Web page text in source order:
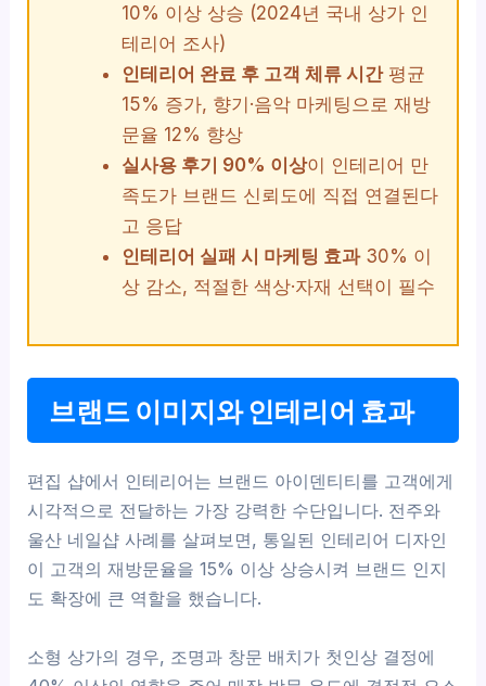
10% 이상 상승 (2024년 국내 상가 인
테리어 조사)
인테리어 완료 후 고객 체류 시간평균
15% 증가, 향기·음악 마케팅으로 재방
문율 12% 향상
실사용 후기 90% 이상이 인테리어 만
족도가 브랜드 신뢰도에 직접 연결된다
고 응답
인테리어 실패 시 마케팅 효과30% 이
상 감소, 적절한 색상·자재 선택이 필수
브랜드 이미지와 인테리어 효과
편집 샵에서 인테리어는 브랜드 아이덴티티를 고객에게
시각적으로 전달하는 가장 강력한 수단입니다. 전주와
울산 네일샵 사례를 살펴보면, 통일된 인테리어 디자인
이 고객의 재방문율을 15% 이상 상승시켜 브랜드 인지
도 확장에 큰 역할을 했습니다.
소형 상가의 경우, 조명과 창문 배치가 첫인상 결정에